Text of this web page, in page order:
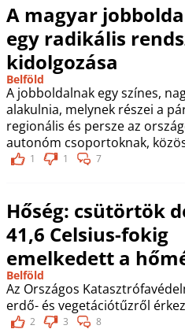
A magyar
egy radikális
kidolgozása
Belföld
A jobboldalnak egy színes,
alakulnia, melynek részei a
regionális és persze az
autonóm csoportoknak,
1 1 7
Hőség: csütörtök
41,6 Celsius-fokig
emelkedett a
Belföld
Az Országos
erdő- és vegetációtűzről
2 3 8